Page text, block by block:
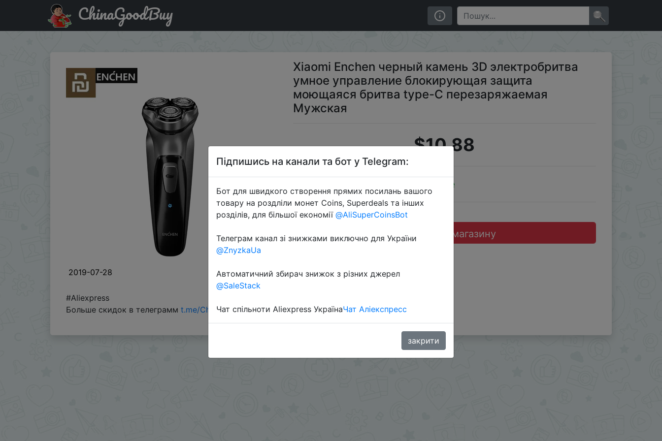
Придбати по акціи Xiaomi Enchen черный камень 3D электробритва умное управление блокирующая защита моющаяся бритва type-C перезаряжаемая Мужская
ChinaGoodBuy
2019-07-28
Xiaomi Enchen черный камень 3D электробритва
умное управление блокирующая защита
моющаяся бритва type-C перезаряжаемая
Мужская
$10.88
Sale
Перейти до магазину
#Aliexpress
Больше скидок в телеграмм t.me/ChinaGoodBuy
Підпишись на канали та бот у Telegram:
Бот для швидкого створення прямих посилань вашого
товару на роздліли монет Coins, Superdeals та інших
розділів, для більшої економії @AliSuperCoinsBot
Телеграм канал зі знижками виключно для України
@ZnyzkaUa
Автоматичний збирач знижок з різних джерел
@SaleStack
Чат спільноти Aliexpress УкраїнаЧат Аліекспресс
закрити